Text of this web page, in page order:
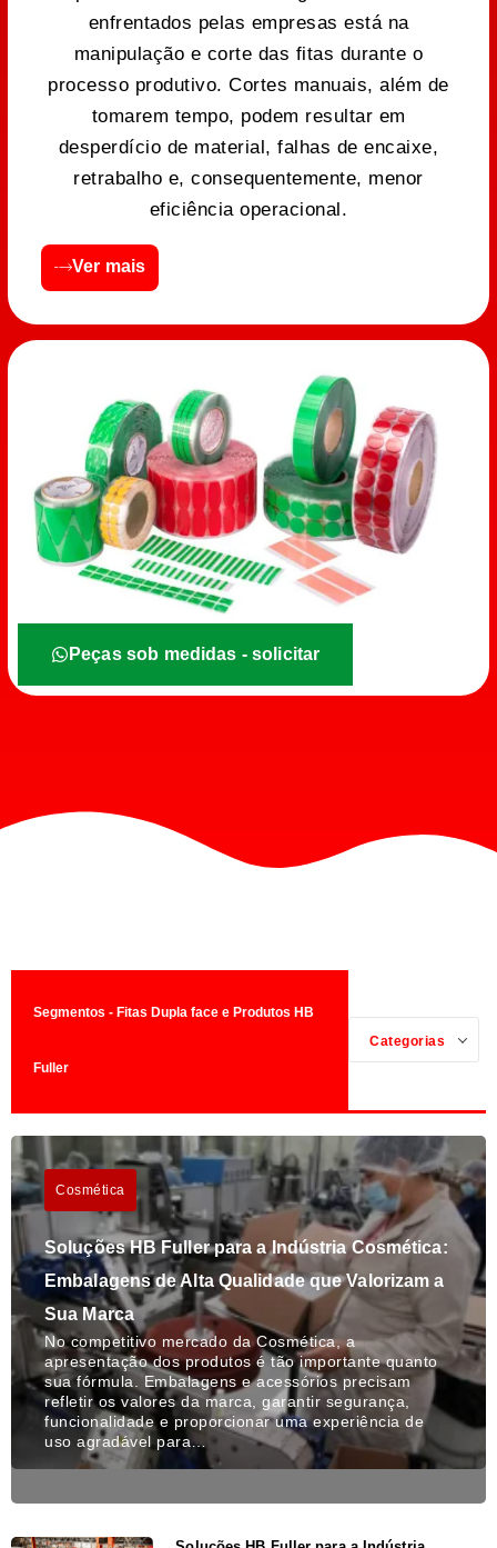
enfrentados pelas empresas está na
manipulação e corte das fitas durante o
processo produtivo. Cortes manuais, além de
tomarem tempo, podem resultar em
desperdício de material, falhas de encaixe,
retrabalho e, consequentemente, menor
eficiência operacional.
Ver mais
Peças sob medidas - solicitar
Segmentos - Fitas Dupla face e Produtos HB
Fuller
Categorias
Cosmética
Soluções HB Fuller para a Indústria Cosmética:
Embalagens de Alta Qualidade que Valorizam a
Sua Marca
No competitivo mercado da Cosmética, a
apresentação dos produtos é tão importante quanto
sua fórmula. Embalagens e acessórios precisam
refletir os valores da marca, garantir segurança,
funcionalidade e proporcionar uma experiência de
uso agradável para…